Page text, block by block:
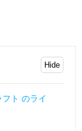
ト のライ